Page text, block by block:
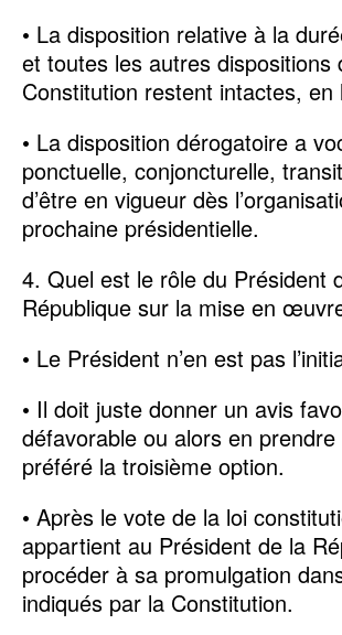
• La disposition relative à la
et toutes les autres dispositions
Constitution restent intactes, en
• La disposition dérogatoire a
ponctuelle, conjoncturelle,
d’être en vigueur dès
prochaine présidentielle.
4. Quel est le rôle du Président
République sur la mise en
• Le Président n’en est pas
• Il doit juste donner un avis
défavorable ou alors en
préféré la troisième option.
• Après le vote de la loi
appartient au Président de la
procéder à sa promulgation
indiqués par la Constitution.